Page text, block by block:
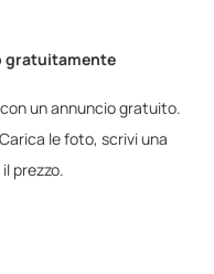
gratuitamente
un annuncio gratuito.
le foto, scrivi una
prezzo.